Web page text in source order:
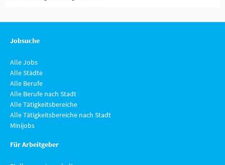
Jobsuche
Alle Jobs
Alle Städte
Alle Berufe
Alle Berufe nach Stadt
Alle Tätigkeitsbereiche
Alle Tätigkeitsbereiche nach Stadt
Minijobs
Für Arbeitgeber